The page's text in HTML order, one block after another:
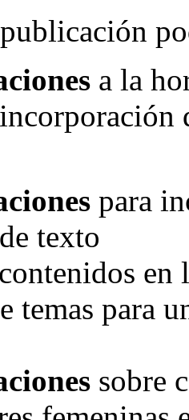
a la
para
texto
temas para
sobre